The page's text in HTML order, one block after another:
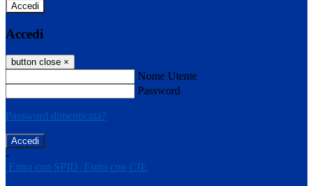
Accedi
Accedi
button close ×
Nome Utente
Password
Password dimenticata?
-
Entra con SPID Entra con CIE